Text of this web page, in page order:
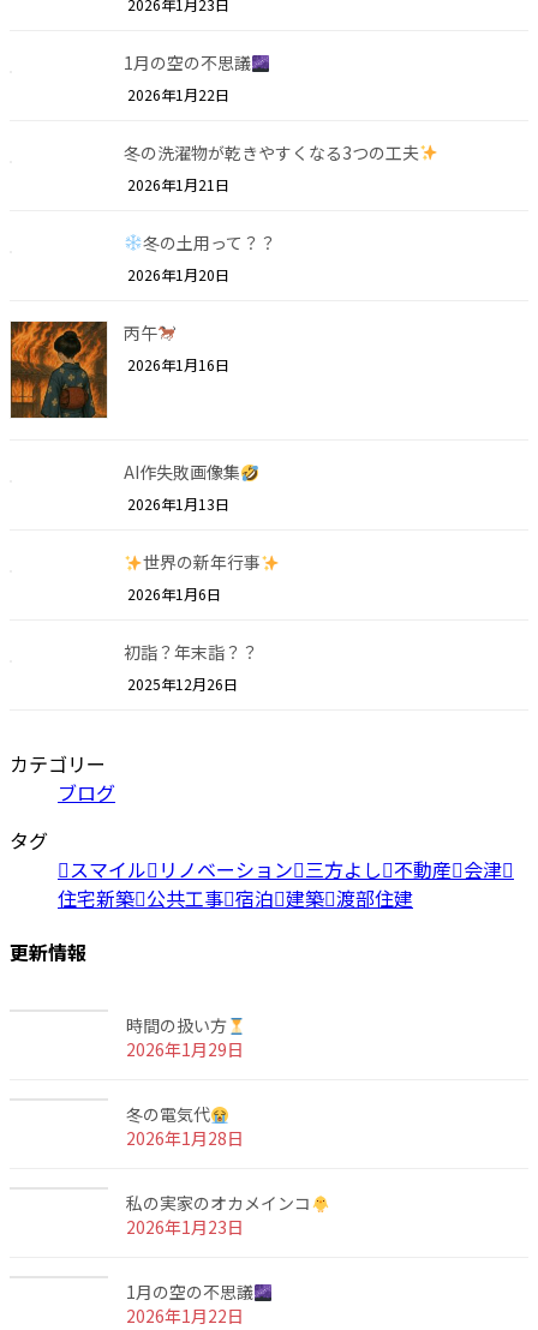
2026年1月23日
1月の空の不思議
2026年1月22日
冬の洗濯物が乾きやすくなる3つの工夫
2026年1月21日
冬の土用って？？
2026年1月20日
丙午
2026年1月16日
AI作失敗画像集
2026年1月13日
世界の新年行事
2026年1月6日
初詣？年末詣？？
2025年12月26日
カテゴリー
ブログ
タグ
スマイル リノベーション 三方よし 不動産 会津
住宅新築 公共工事 宿泊 建築 渡部住建
更新情報
時間の扱い方
2026年1月29日
冬の電気代
2026年1月28日
私の実家のオカメインコ
2026年1月23日
1月の空の不思議
2026年1月22日